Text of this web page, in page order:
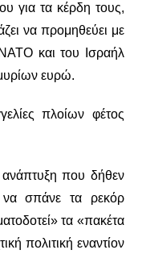
για τα κέρδη τους,
να προμηθεύει με
και του Ισραήλ
ευρώ.
πλοίων φέτος
ανάπτυξη που δήθεν
να σπάνε τα ρεκόρ
τα «πακέτα
πολιτική εναντίον